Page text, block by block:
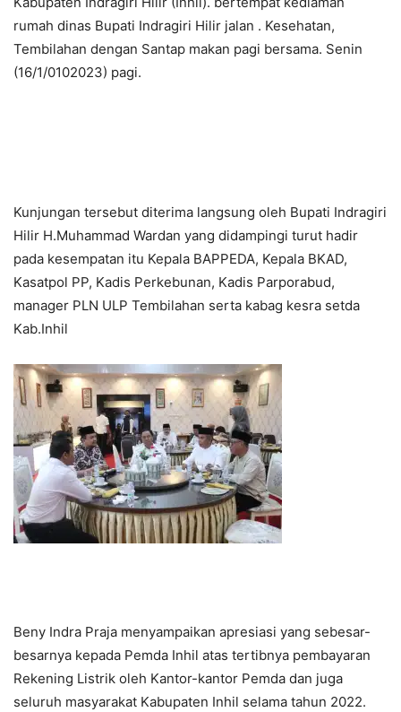
rumah dinas Bupati Indragiri Hilir jalan . Kesehatan,
Tembilahan dengan Santap makan pagi bersama. Senin
(16/1/0102023) pagi.
Kunjungan tersebut diterima langsung oleh Bupati Indragiri
Hilir H.Muhammad Wardan yang didampingi turut hadir
pada kesempatan itu Kepala BAPPEDA, Kepala BKAD,
Kasatpol PP, Kadis Perkebunan, Kadis Parporabud,
manager PLN ULP Tembilahan serta kabag kesra setda
Kab.Inhil
Beny Indra Praja menyampaikan apresiasi yang sebesar-
besarnya kepada Pemda Inhil atas tertibnya pembayaran
Rekening Listrik oleh Kantor-kantor Pemda dan juga
seluruh masyarakat Kabupaten Inhil selama tahun 2022.